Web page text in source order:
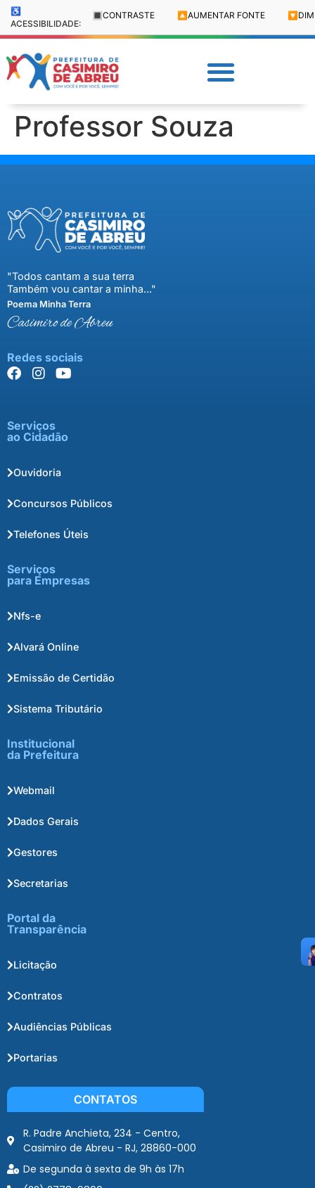
♿
ACESSIBILIDADE:
🔳 CONTRASTE 🔼 AUMENTAR FONTE 🔽
Professor Souza
"Todos cantam a sua terra
Também vou cantar a minha..."
Poema Minha Terra
Casimiro de Abreu
Redes sociais
Serviços
ao Cidadão
Ouvidoria
Concursos Públicos
Telefones Úteis
Serviços
para Empresas
Nfs-e
Alvará Online
Emissão de Certidão
Sistema Tributário
Institucional
da Prefeitura
Webmail
Dados Gerais
Gestores
Secretarias
Portal da
Transparência
Licitação
Contratos
Audiências Públicas
Portarias
CONTATOS
R. Padre Anchieta, 234 - Centro,
Casimiro de Abreu - RJ, 28860-000
De segunda à sexta de 9h às 17h